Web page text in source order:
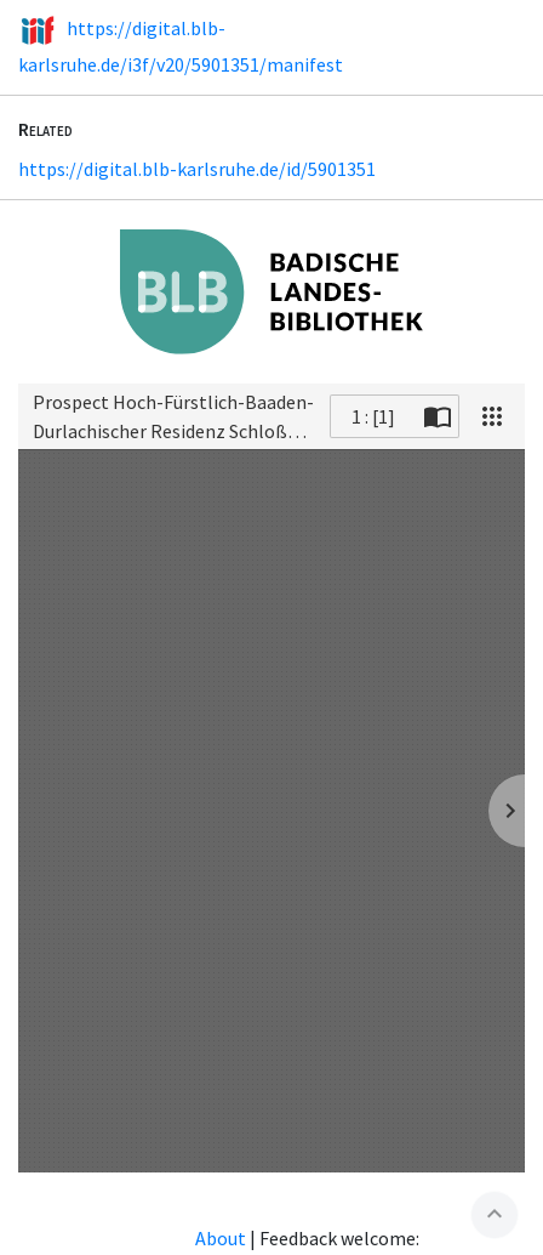
https://digital.blb-
karlsruhe.de/i3f/v20/5901351/manifest
Related
https://digital.blb-karlsruhe.de/id/5901351
Prospect Hoch-Fürstlich-Baaden-
Durlachischer Residenz Schloß
1 : [1]
expand_less
About | Feedback welcome: